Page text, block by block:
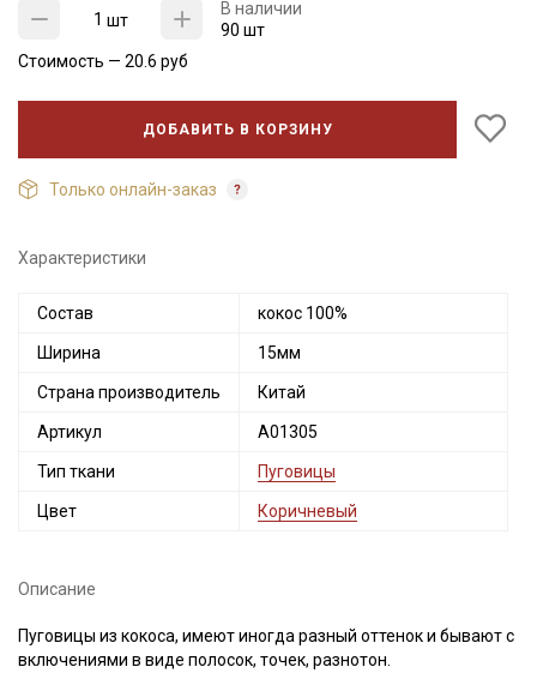
шт
В наличии
90 шт
Стоимость — 20.6 руб
ДОБАВИТЬ В КОРЗИНУ
Только онлайн-заказ
Характеристики
Состав кокос 100%
Ширина 15мм
Страна производитель Китай
Артикул А01305
Тип ткани Пуговицы
Цвет Коричневый
Описание
Пуговицы из кокоса, имеют иногда разный оттенок и бывают с
включениями в виде полосок, точек, разнотон.
промокоды и скидки до 30% на узкие
категории тканей
Электронная почта
Ознакомлен(а) сПолитикой обработки персональных
данных
Согласие на обработку персональных
данных